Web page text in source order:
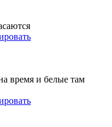
время и белые там